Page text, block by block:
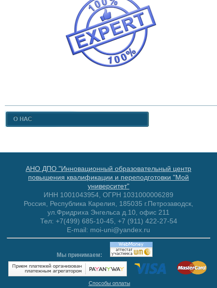
АНО ДПО "Инновационный образовательный центр
повышения квалификации и переподготовки "Мой
университет"
ИНН 1001043954, ОГРН 1031000006289
Россия, Республика Карелия, 185035 г.Петрозаводск,
ул.Фридриха Энгельса д.10, офис 211
Тел: +7(499) 685-10-45, +7 (911) 422-27-54
E-mail: moi-uni@yandex.ru
Мы принимаем:
Способы оплаты